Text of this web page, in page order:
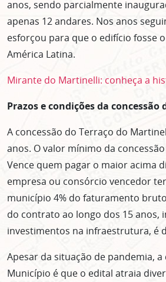
anos, sendo parcialmente
apenas 12 andares. Nos anos
esforçou para que o edifício fosse
América Latina.
Mirante do Martinelli: conheça a
Prazos e condições da
A concessão do Terraço do
anos. O valor mínimo da
Vence quem pagar o maior acima
empresa ou consórcio vencedor
município 4% do faturamento
do contrato ao longo dos 15 anos,
investimentos na infraestrutura, é
Apesar da situação de pandemia,
Município é que o edital atraia